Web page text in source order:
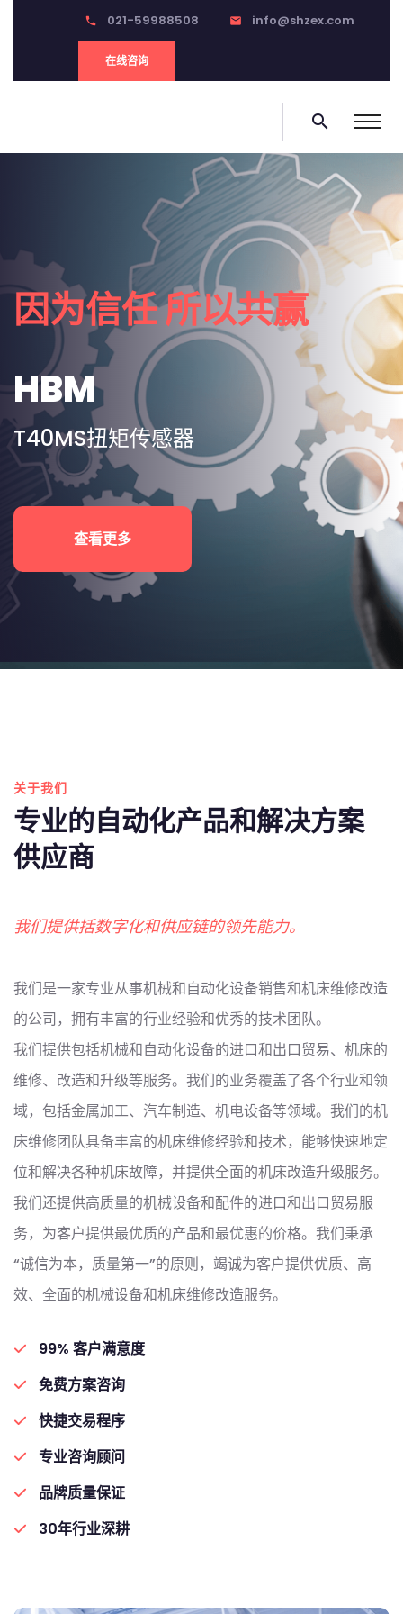
phone 021-59988508 email info@shzex.com
在线咨询
search
因为信任 所以共赢
HBM
T40MS扭矩传感器
查看更多
关于我们
专业的自动化产品和解决方案
供应商
我们提供括数字化和供应链的领先能力。
我们是一家专业从事机械和自动化设备销售和机床维修改造
的公司，拥有丰富的行业经验和优秀的技术团队。
我们提供包括机械和自动化设备的进口和出口贸易、机床的
维修、改造和升级等服务。我们的业务覆盖了各个行业和领
域，包括金属加工、汽车制造、机电设备等领域。我们的机
床维修团队具备丰富的机床维修经验和技术，能够快速地定
位和解决各种机床故障，并提供全面的机床改造升级服务。
我们还提供高质量的机械设备和配件的进口和出口贸易服
务，为客户提供最优质的产品和最优惠的价格。我们秉承
“诚信为本，质量第一”的原则，竭诚为客户提供优质、高
效、全面的机械设备和机床维修改造服务。
99% 客户满意度
免费方案咨询
快捷交易程序
专业咨询顾问
品牌质量保证
30年行业深耕